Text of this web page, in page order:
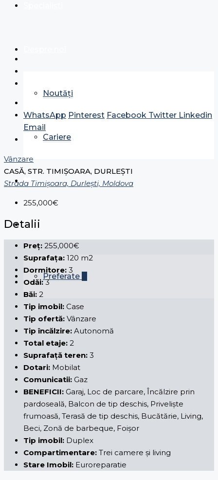
Noutăți
Cariere
Preferate
WhatsApp Pinterest Facebook Twitter Linkedin
Email
Vânzare
CASĂ, STR. TIMIȘOARA, DURLEȘTI
Strada Timişoara, Durleşti, Moldova
255,000€
Detalii
Preț: 255,000€
Suprafața: 120 m2
Dormitore: 3
Odăi: 3
Băi: 2
Tip imobil: Case
Tip ofertă: Vânzare
Tip încălzire: Autonomă
Total etaje: 2
Suprafață teren: 3
Dotari: Mobilat
Comunicatii: Gaz
BENEFICII: Garaj, Loc de parcare, Încălzire prin
pardoseală, Balcon de tip deschis, Priveliște
frumoasă, Terasă de tip deschis, Bucătărie, Living,
Beci, Zonă de barbeque, Foișor
Tip imobil: Duplex
Compartimentare: Trei camere și living
Stare Imobil: Euroreparatie